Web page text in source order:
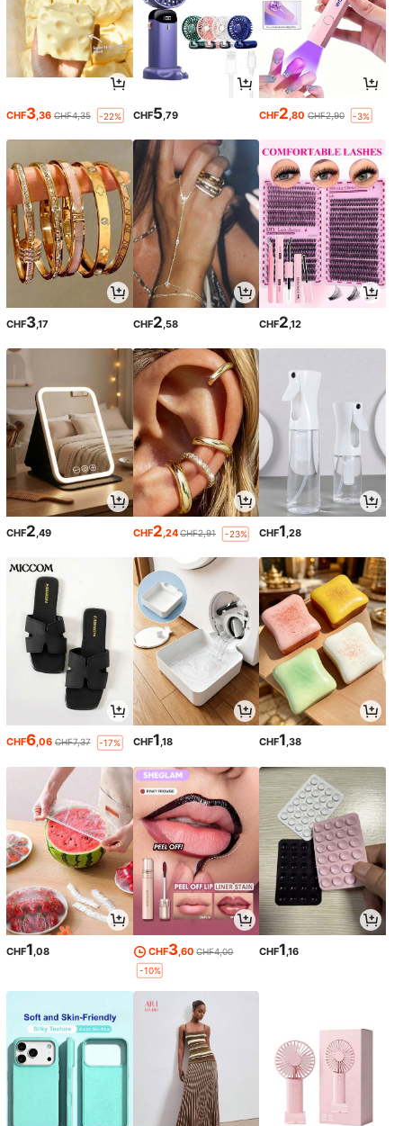
CHF3 ,36 CHF4,35 -22% CHF5 ,79 CHF2 ,80 CHF2,90 -3%
CHF3,17 CHF2,58 CHF2,12
CHF2,49 CHF2,24CHF2,91 -23% CHF1,28
CHF6,06 CHF7,37 -17% CHF1,18 CHF1,38
CHF1 ,08 CHF3 ,60 CHF4,00
-10%
CHF1 ,16